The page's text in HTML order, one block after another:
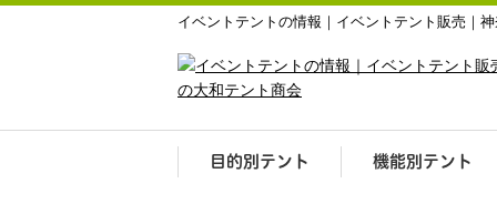
イベントテントの情報｜イベントテント販売｜
目的別テント 機能別テント